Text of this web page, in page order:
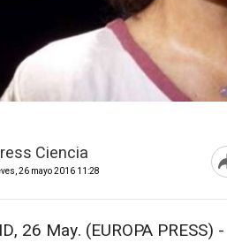
Ciencia
26 mayo 2016 11:28
26 May. (EUROPA PRESS) -